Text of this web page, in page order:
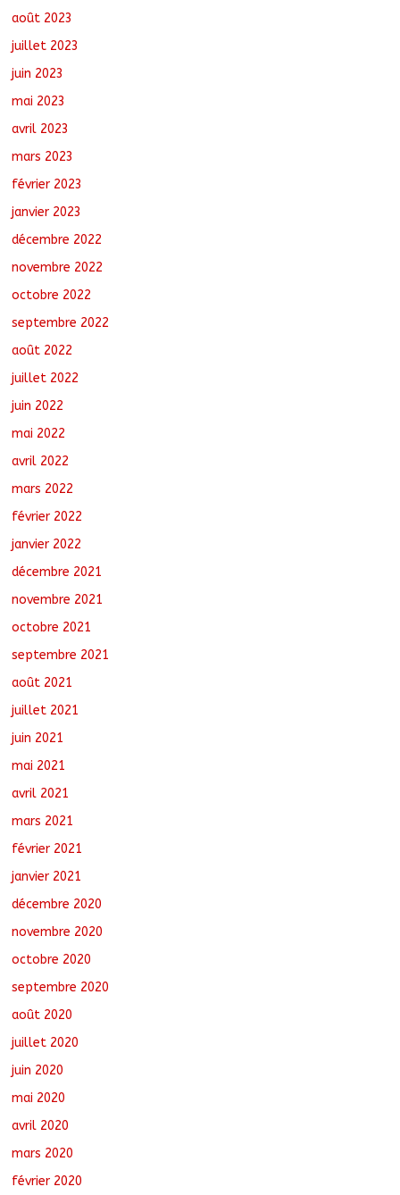
août 2023
juillet 2023
juin 2023
mai 2023
avril 2023
mars 2023
février 2023
janvier 2023
décembre 2022
novembre 2022
octobre 2022
septembre 2022
août 2022
juillet 2022
juin 2022
mai 2022
avril 2022
mars 2022
février 2022
janvier 2022
décembre 2021
novembre 2021
octobre 2021
septembre 2021
août 2021
juillet 2021
juin 2021
mai 2021
avril 2021
mars 2021
février 2021
janvier 2021
décembre 2020
novembre 2020
octobre 2020
septembre 2020
août 2020
juillet 2020
juin 2020
mai 2020
avril 2020
mars 2020
février 2020